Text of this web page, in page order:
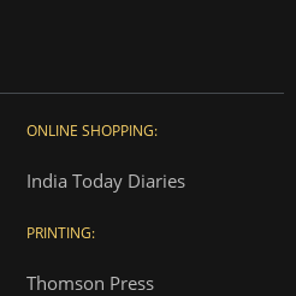
ONLINE SHOPPING:
India Today Diaries
PRINTING:
Thomson Press